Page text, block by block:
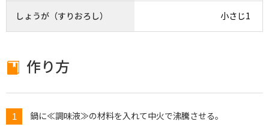
しょうが（すりおろし） 小さじ1
作り方
鍋に≪調味液≫の材料を入れて中火で沸騰させる。